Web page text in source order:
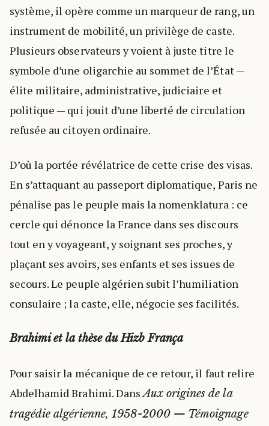
système, il opère comme un marqueur de rang, un
instrument de mobilité, un privilège de caste.
Plusieurs observateurs y voient à juste titre le
symbole d’une oligarchie au sommet de l’État —
élite militaire, administrative, judiciaire et
politique — qui jouit d’une liberté de circulation
refusée au citoyen ordinaire.
D’où la portée révélatrice de cette crise des visas.
En s’attaquant au passeport diplomatique, Paris ne
pénalise pas le peuple mais la nomenklatura : ce
cercle qui dénonce la France dans ses discours
tout en y voyageant, y soignant ses proches, y
plaçant ses avoirs, ses enfants et ses issues de
secours. Le peuple algérien subit l’humiliation
consulaire ; la caste, elle, négocie ses facilités.
Brahimi et la thèse du Hizb França
Pour saisir la mécanique de ce retour, il faut relire
Abdelhamid Brahimi. DansAux origines de la
tragédie algérienne, 1958-2000 — Témoignage